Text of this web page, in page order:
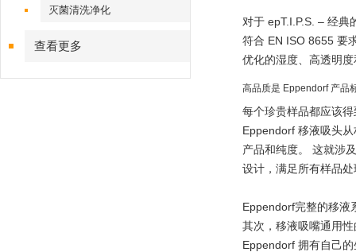
灭菌清洗净化
查看更多
对于 epT.I.P.S. – 经
符合 EN ISO 8655 要
优化的湿度、高透明
高品质是 Eppendorf 产品
每个珍贵样品都应该
Eppendorf 移液吸头
产品和纯度。 这就涉
设计，满足所有样品
Eppendorf完整的移液
其次，移液吸嘴通用
Eppendorf 拥有自己